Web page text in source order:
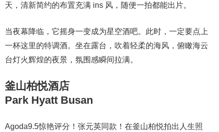
天，清新简约的布置充满 ins 风，随便一拍都能出片。
当夜幕降临，它摇身一变成为星空酒吧。此时，一定要点上
一杯这里的特调酒。坐在露台，吹着轻柔的海风，俯瞰海云
台灯火辉煌的夜景，氛围感瞬间拉满。
釜山柏悦酒店
Park Hyatt Busan
Agoda9.5惊艳评分！张元英同款！在釜山柏悦拍出人生照